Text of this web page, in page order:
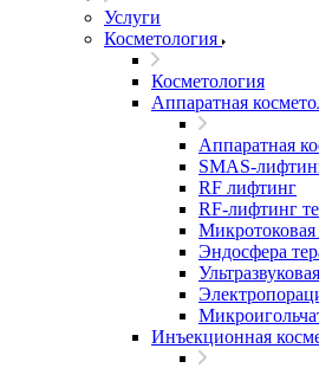
Услуги
Косметология
Косметология
Аппаратная
Аппаратная
SMAS-
RF лифтинг
RF-лифтинг
Микротоковая
Эндосфера
Инъекционная